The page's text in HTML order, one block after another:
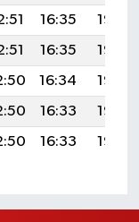
16:35
19:38
16:35
19:36
16:34
19:35
16:33
19:33
16:33 19:32